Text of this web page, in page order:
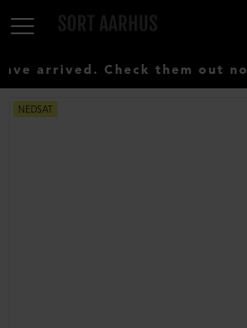
arrived. Check them out now
NEDSAT